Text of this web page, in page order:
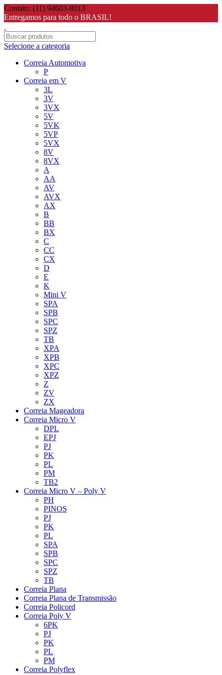
Contato: (11) 94603-8013
Entregamos para todo o BRASIL!
Selecione a categoria
Correia Automotiva
P
Correia em V
3L
3V
3VX
5V
5VK
5VP
5VX
8V
8VX
A
AA
AV
AVX
AX
B
BB
BX
C
CC
CX
D
E
K
Mini V
SPA
SPB
SPC
SPZ
TB
XPA
XPB
XPC
XPZ
Z
ZV
ZX
Correia Mageadora
Correia Micro V
DPL
EPJ
PJ
PK
PL
PM
TB2
Correia Micro V – Poly V
PH
PINOS
PJ
PK
PL
SPA
SPB
SPC
SPZ
TB
Correia Plana
Correia Plana de Transmissão
Correia Policord
Correia Poly V
6PK
PJ
PK
PL
PM
Correia Polyflex